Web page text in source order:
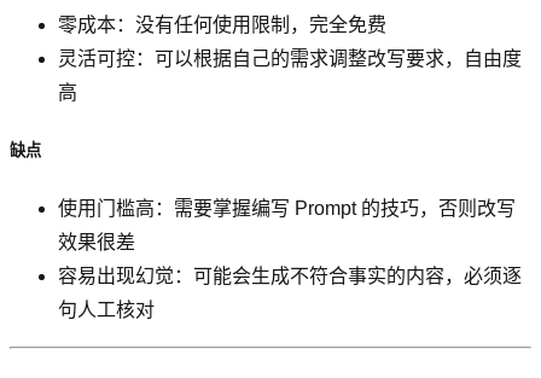
零成本：没有任何使用限制，完全免费
灵活可控：可以根据自己的需求调整改写要求，自由度
高
缺点
使用门槛高：需要掌握编写 Prompt 的技巧，否则改写
效果很差
容易出现幻觉：可能会生成不符合事实的内容，必须逐
句人工核对